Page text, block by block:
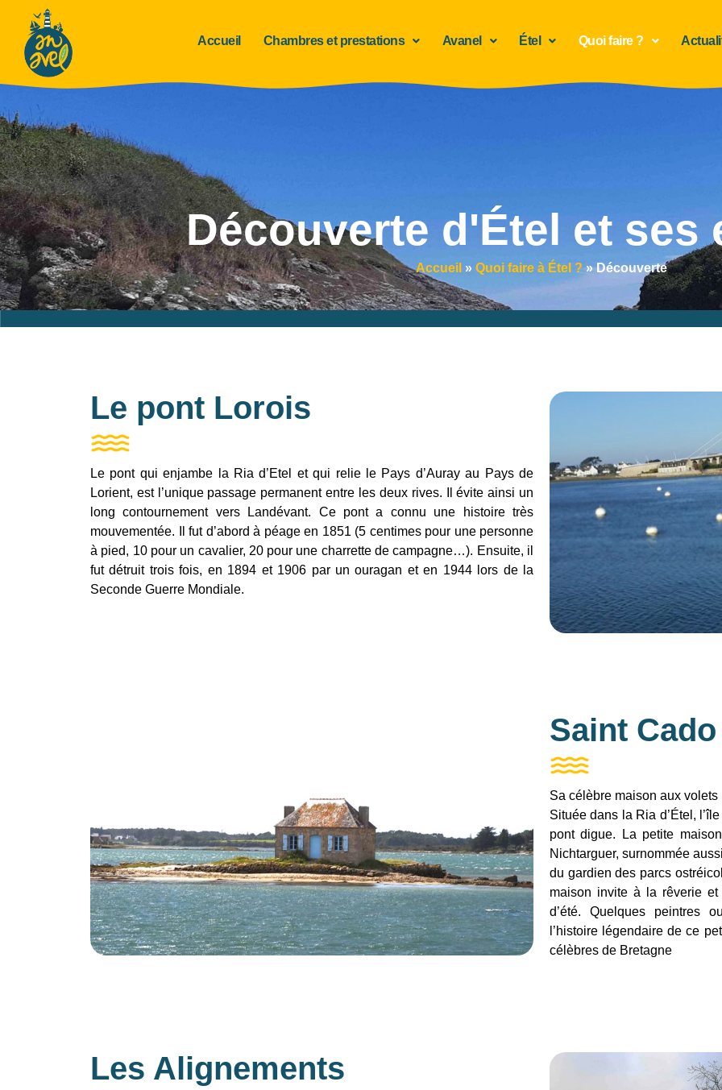
Accueil Chambres et prestations Avanel Étel Quoi faire ?
Découverte d'Étel et ses
Accueil » Quoi faire à Étel ?»Découverte
Le pont Lorois
Le pont qui enjambe la Ria d’Etel et qui relie le Pays d’Auray au Pays de
Lorient, est l’unique passage permanent entre les deux rives. Il évite ainsi un
long contournement vers Landévant. Ce pont a connu une histoire très
mouvementée. Il fut d’abord à péage en 1851 (5 centimes pour une personne
à pied, 10 pour un cavalier, 20 pour une charrette de campagne…). Ensuite, il
fut détruit trois fois, en 1894 et 1906 par un ouragan et en 1944 lors de la
Seconde Guerre Mondiale.
Saint Cado
Sa célèbre maison aux volets
Située dans la Ria d’Étel,
pont digue. La petite
Nichtarguer, surnommée
du gardien des parcs
maison invite à la rêverie et
d’été. Quelques peintres
l’histoire légendaire de ce
célèbres de Bretagne
Les Alignements